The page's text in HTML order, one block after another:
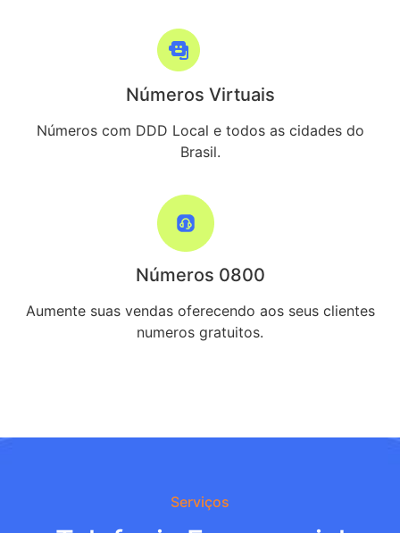
Números Virtuais
Números com DDD Local e todos as cidades do
Brasil.
Números 0800
Aumente suas vendas oferecendo aos seus clientes
numeros gratuitos.
Serviços